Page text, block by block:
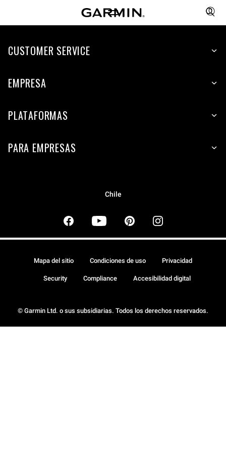
CUSTOMER SERVICE
EMPRESA
PLATAFORMAS
PARA EMPRESAS
Chile
© Garmin Ltd. o sus subsidiarias. Todos los derechos reservados.
Mapa del sitio Condiciones de uso Privacidad
Security Compliance Accesibilidad digital